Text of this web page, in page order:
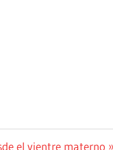
el vientre materno